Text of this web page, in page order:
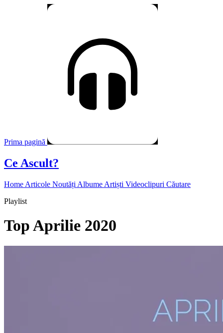
Prima pagină
Ce Ascult?
Home Articole Noutăți Albume Artiști Videoclipuri Căutare
Playlist
Top Aprilie 2020